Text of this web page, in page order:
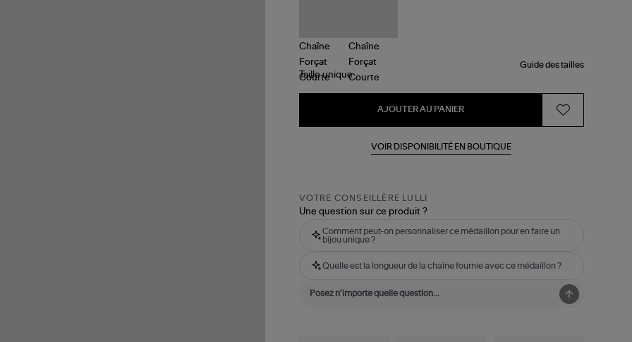
Guide des tailles
Tailleunique
AJOUTER AU PANIER
VOIR DISPONIBILITÉ EN BOUTIQUE
VOTRE CONSEILLÈRE LULLI
Une question sur ce produit ?
Comment peut-on personnaliser ce médaillon pour en faire un
bijou unique ?
Quelle est la longueur de la chaîne fournie avec ce médaillon ?